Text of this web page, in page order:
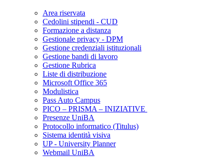
Area riservata
Cedolini stipendi - CUD
Formazione a distanza
Gestionale privacy - DPM
Gestione credenziali istituzionali
Gestione bandi di lavoro
Gestione Rubrica
Liste di distribuzione
Microsoft Office 365
Modulistica
Pass Auto Campus
PICO – PRISMA – INIZIATIVE
Presenze UniBA
Protocollo informatico (Titulus)
Sistema identità visiva
UP - University Planner
Webmail UniBA